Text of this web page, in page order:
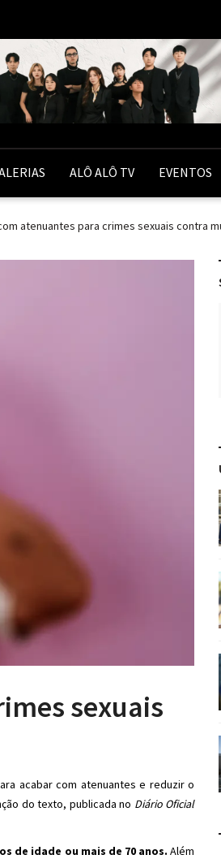
ALÔ ALÔ TV EVENTOS
atenuantes para crimes sexuais contra
sexuais
acabar com atenuantes e reduzir o
do texto, publicada no Diário Oficial
de idade ou mais de 70 anos. Além